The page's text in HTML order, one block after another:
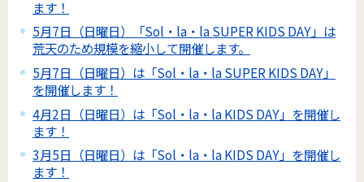
ます！
5月7日（日曜日）「Sol・la・la SUPER KIDS DAY」は
荒天のため規模を縮小して開催します。
5月7日（日曜日）は「Sol・la・la SUPER KIDS DAY」
を開催します！
4月2日（日曜日）は「Sol・la・la KIDS DAY」を開催し
ます！
3月5日（日曜日）は「Sol・la・la KIDS DAY」を開催し
ます！